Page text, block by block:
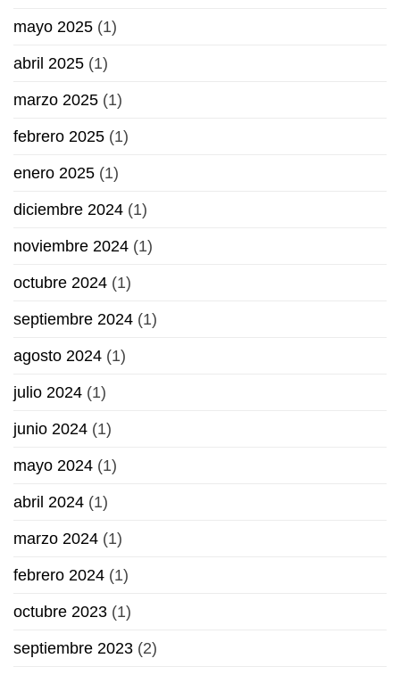
mayo 2025 (1)
abril 2025 (1)
marzo 2025 (1)
febrero 2025 (1)
enero 2025 (1)
diciembre 2024 (1)
noviembre 2024 (1)
octubre 2024 (1)
septiembre 2024 (1)
agosto 2024 (1)
julio 2024 (1)
junio 2024 (1)
mayo 2024 (1)
abril 2024 (1)
marzo 2024 (1)
febrero 2024 (1)
octubre 2023 (1)
septiembre 2023 (2)